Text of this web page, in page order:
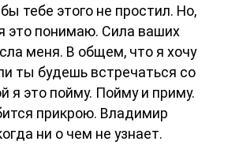
тебе этого не простил. Но,
я это понимаю. Сила ваших
меня. В общем, что я хочу
ты будешь встречаться со
я это пойму. Пойму и приму.
прикрою. Владимир
ни о чем не узнает.